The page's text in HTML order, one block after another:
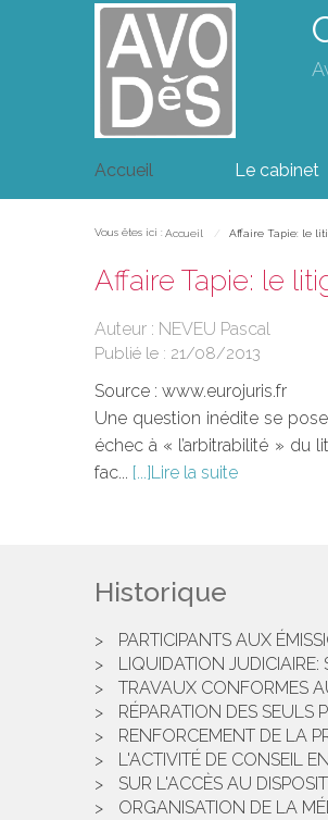
Accueil Le cabinet
Vous êtes ici : Accueil Affaire Tapie: le
Affaire Tapie: le
Auteur : NEVEU Pascal
Publié le : 21/08/2013
Source : www.eurojuris.fr
Une question inédite se
échec à « l’arbitrabilité » du
fac...
Lire la suite
Historique
PARTICIPANTS AUX
LIQUIDATION
TRAVAUX CONFORMES
RÉPARATION DES SEULS
RENFORCEMENT DE LA
L'ACTIVITÉ DE CONSEIL
SUR L'ACCÈS AU
ORGANISATION DE LA